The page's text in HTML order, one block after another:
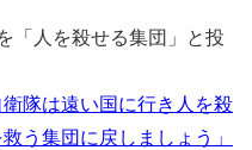
「人を殺せる集団」と投
隊は遠い国に行き人を殺
う集団に戻しましょう」